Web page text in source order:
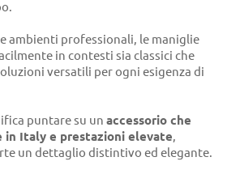
ambienti professionali, le maniglie
in contesti sia classici che
versatili per ogni esigenza di
puntare su un accessorio che
in Italy e prestazioni elevate,
un dettaglio distintivo ed elegante.